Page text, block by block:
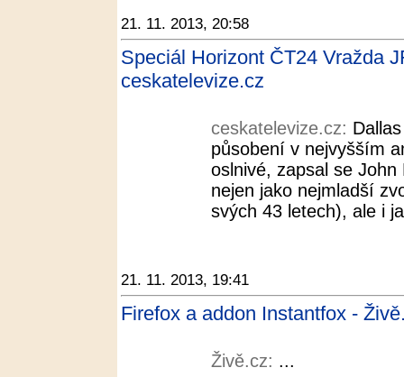
21. 11. 2013, 20:58
Speciál Horizont ČT24 Vražda
ceskatelevize.cz
ceskatelevize.cz:
působení v nejvyšším
oslnivé, zapsal se
nejen jako nejmladší
svých 43 letech), ale i
21. 11. 2013, 19:41
Firefox a addon Instantfox -
Živě.cz: ...